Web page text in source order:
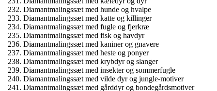
Diamantmalingssæt med hunde og hvalpe
Diamantmalingssæt med katte og killinger
Diamantmalingssæt med fugle og fjerkræ
Diamantmalingssæt med fisk og havdyr
Diamantmalingssæt med kaniner og gnavere
Diamantmalingssæt med heste og ponyer
Diamantmalingssæt med krybdyr og slanger
Diamantmalingssæt med insekter og sommerfugle
Diamantmalingssæt med vilde dyr og jungle-motiver
Diamantmalingssæt med gårddyr og bondegårdsmotiver